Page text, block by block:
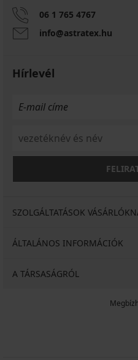
06 1 765 4767
info@astratex.hu
Hírlevél
SZOLGÁLTATÁSOK
ÁLTALÁNOS INFORMÁCIÓK
A TÁRSASÁGRÓL